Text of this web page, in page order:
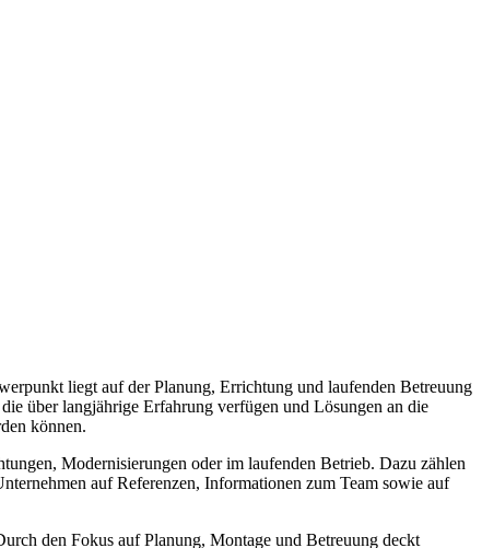
liegt auf der Planung, Errichtung und laufenden Betreuung
über langjährige Erfahrung verfügen und Lösungen an die
können.
Modernisierungen oder im laufenden Betrieb. Dazu zählen
auf Referenzen, Informationen zum Team sowie auf
den Fokus auf Planung, Montage und Betreuung deckt